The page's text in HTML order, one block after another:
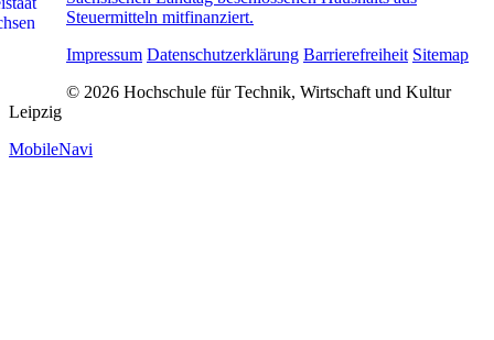
Steuermitteln mitfinanziert.
Impressum Datenschutzerklärung Barrierefreiheit Sitemap
© 2026 Hochschule für Technik, Wirtschaft und Kultur
Leipzig
MobileNavi